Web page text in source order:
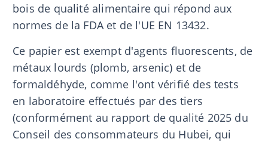
bois de qualité alimentaire qui répond aux
normes de la FDA et de l'UE EN 13432.
Ce papier est exempt d'agents fluorescents, de
métaux lourds (plomb, arsenic) et de
formaldéhyde, comme l'ont vérifié des tests
en laboratoire effectués par des tiers
(conformément au rapport de qualité 2025 du
Conseil des consommateurs du Hubei, qui